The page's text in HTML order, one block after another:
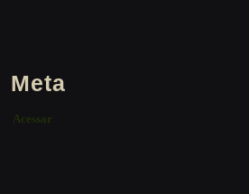
Meta
Acessar